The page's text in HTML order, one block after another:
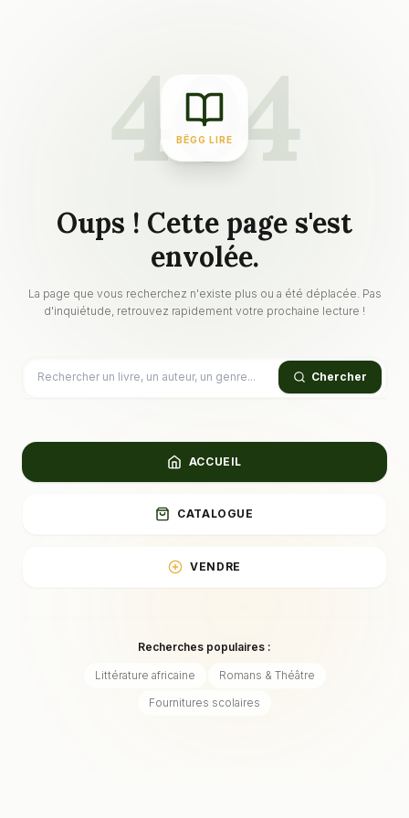
404
BËGG LIRE
Oups ! Cette page s'est
envolée.
La page que vous recherchez n'existe plus ou a été déplacée. Pas
d'inquiétude, retrouvez rapidement votre prochaine lecture !
Chercher
ACCUEIL
CATALOGUE
VENDRE
Recherches populaires :
Littérature africaine
Romans & Théâtre
Fournitures scolaires